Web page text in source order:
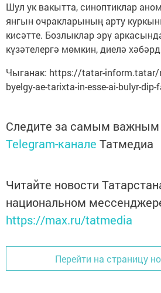
Шул ук вакытта, синоптиклар
янгын очракларының арту
кисәтте. Бозлыклар эрү
күзәтелергә мөмкин, диелә
Чыганак: https://tatar-inform.tatar/
byelgy-ae-tarixta-in-esse-ai-bulyr-
Следите за самым важным
Telegram-канале Татмедиа
Читайте новости
национальном
https://max.ru/tatmedia
Перейти на страницу